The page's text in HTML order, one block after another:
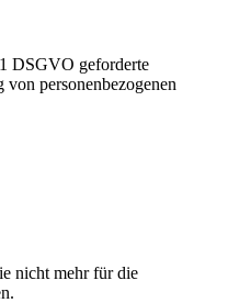
DSGVO geforderte
personenbezogenen
nicht mehr für die